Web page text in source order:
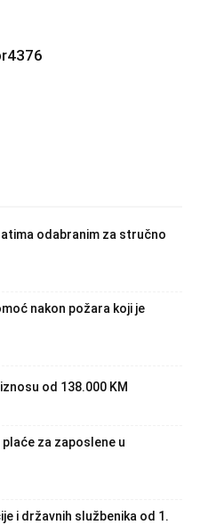
odabranim za stručno
nakon požara koji je
od 138.000 KM
za zaposlene u
i državnih službenika od 1.